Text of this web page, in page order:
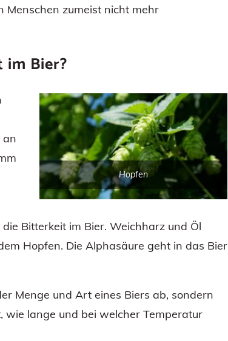
Menschen zumeist nicht mehr
Bier?
Hopfen
an
Bitterkeit im Bier. Weichharz und Öl
Hopfen. Die Alphasäure geht in das Bier
Menge und Art eines Biers ab, sondern
lange und bei welcher Temperatur